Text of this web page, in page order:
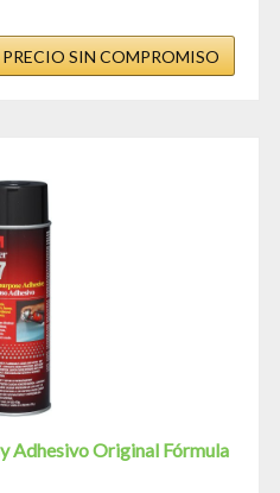
PRECIO SIN COMPROMISO
Adhesivo Original Fórmula